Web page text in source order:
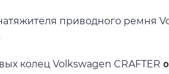
приводного ремня
колец Volkswagen CRAFTER